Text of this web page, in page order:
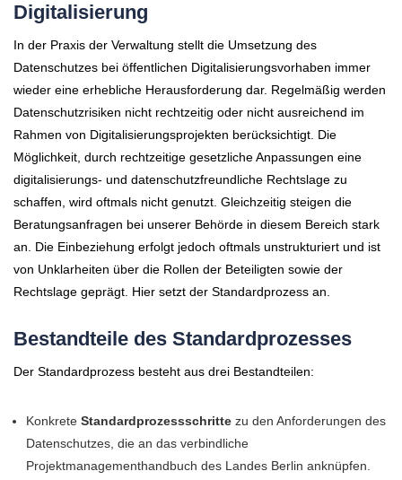
Digitalisierung
In der Praxis der Verwaltung stellt die Umsetzung des
Datenschutzes bei öffentlichen Digitalisierungsvorhaben immer
wieder eine erhebliche Herausforderung dar. Regelmäßig werden
Datenschutzrisiken nicht rechtzeitig oder nicht ausreichend im
Rahmen von Digitalisierungsprojekten berücksichtigt. Die
Möglichkeit, durch rechtzeitige gesetzliche Anpassungen eine
digitalisierungs- und datenschutzfreundliche Rechtslage zu
schaffen, wird oftmals nicht genutzt. Gleichzeitig steigen die
Beratungsanfragen bei unserer Behörde in diesem Bereich stark
an. Die Einbeziehung erfolgt jedoch oftmals unstrukturiert und ist
von Unklarheiten über die Rollen der Beteiligten sowie der
Rechtslage geprägt. Hier setzt der Standardprozess an.
Bestandteile des Standardprozesses
Der Standardprozess besteht aus drei Bestandteilen:
Konkrete Standardprozessschritte zu den Anforderungen des
Datenschutzes, die an das verbindliche
Projektmanagementhandbuch des Landes Berlin anknüpfen.